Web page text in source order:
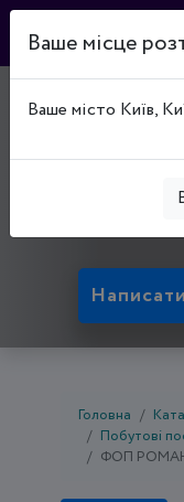
50074,
Головна
Побутові
ФОП
Ваше місце
Ваше місто Київ,